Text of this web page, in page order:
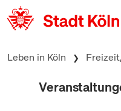
zum Inhalt springen
Leben in Köln